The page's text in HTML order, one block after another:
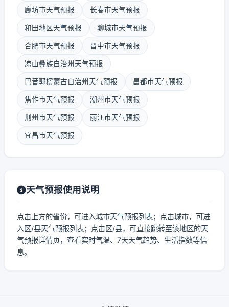
廊坊市天气预报 长春市天气预报
和田地区天气预报 聊城市天气预报
合肥市天气预报 晋中市天气预报
凉山彝族自治州天气预报
巴音郭楞蒙古自治州天气预报 昌都市天气预报
焦作市天气预报 潮州市天气预报
荆州市天气预报 丽江市天气预报
宜昌市天气预报
天气预报使用说明
点击上方的省份，可进入城市天气预报列表；点击城市，可进
入区/县天气预报列表；点击区/县，可直接跳转至该地区的天
气预报详情页，查看实时气温、7天天气趋势、生活指数等信
息。